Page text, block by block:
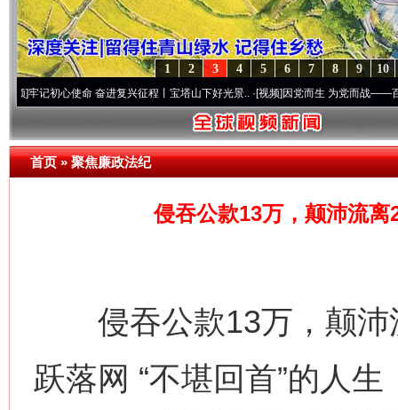
10
9
8
7
6
5
4
3
2
1
心使命 奋进复兴征程丨宝塔山下好光景..·[视频]因党而生 为党而战——百年“纪”事⑧
首页»聚焦廉政法纪
侵吞公款13万，颠沛流
侵吞公款13万，颠沛
跃落网 “不堪回首”的人生